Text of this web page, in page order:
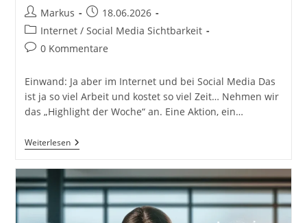
Beitrags-
Autor:
Markus
Beitrag
veröffentlicht:
18.06.2026
Beitrags-
Kategorie:
Internet / Social Media Sichtbarkeit
Beitrags-
0 Kommentare
Einwand: Ja aber im Internet und bei Social Media Das
ist ja so viel Arbeit und kostet so viel Zeit… Nehmen wir
das „Highlight der Woche“ an. Eine Aktion, ein…
WeiterlesenEinwand:
Ja
Im
Internet
Und
Bei